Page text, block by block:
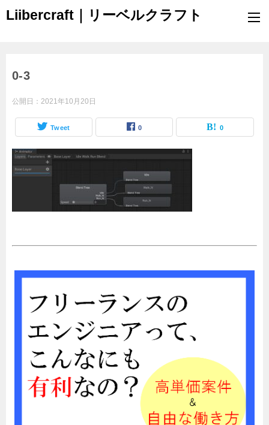
Liibercraft｜リーベルクラフト
0-3
公開日： 2021年10月20日
Tweet 0 0